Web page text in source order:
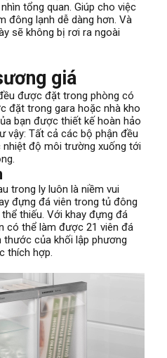
tổng quan. Giúp cho việc
đông lạnh dễ dàng hơn. Và
sẽ không bị rơi ra ngoài
giá
được đặt trong phòng có
đặt trong gara hoặc nhà kho
bạn được thiết kế hoàn hảo
vậy: Tất cả các bộ phận đều
độ môi trường xuống tới
trong ly luôn là niềm vui
đựng đá viên trong tủ đông
thiếu. Với khay đựng đá
có thể làm được 21 viên đá
của khối lập phương
thích hợp.